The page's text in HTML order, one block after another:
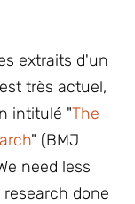
extraits d'un
très actuel,
intitulé "The
" (BMJ
need less
done